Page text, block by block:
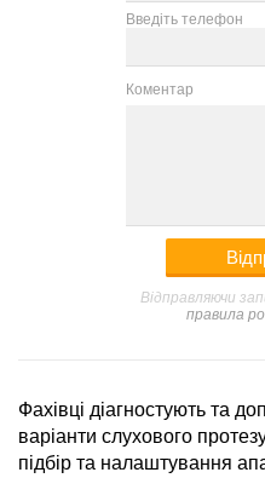
Введіть телефон
Коментар
Відправляючи
правила
Фахівці діагностують та
варіанти слухового
підбір та налаштування